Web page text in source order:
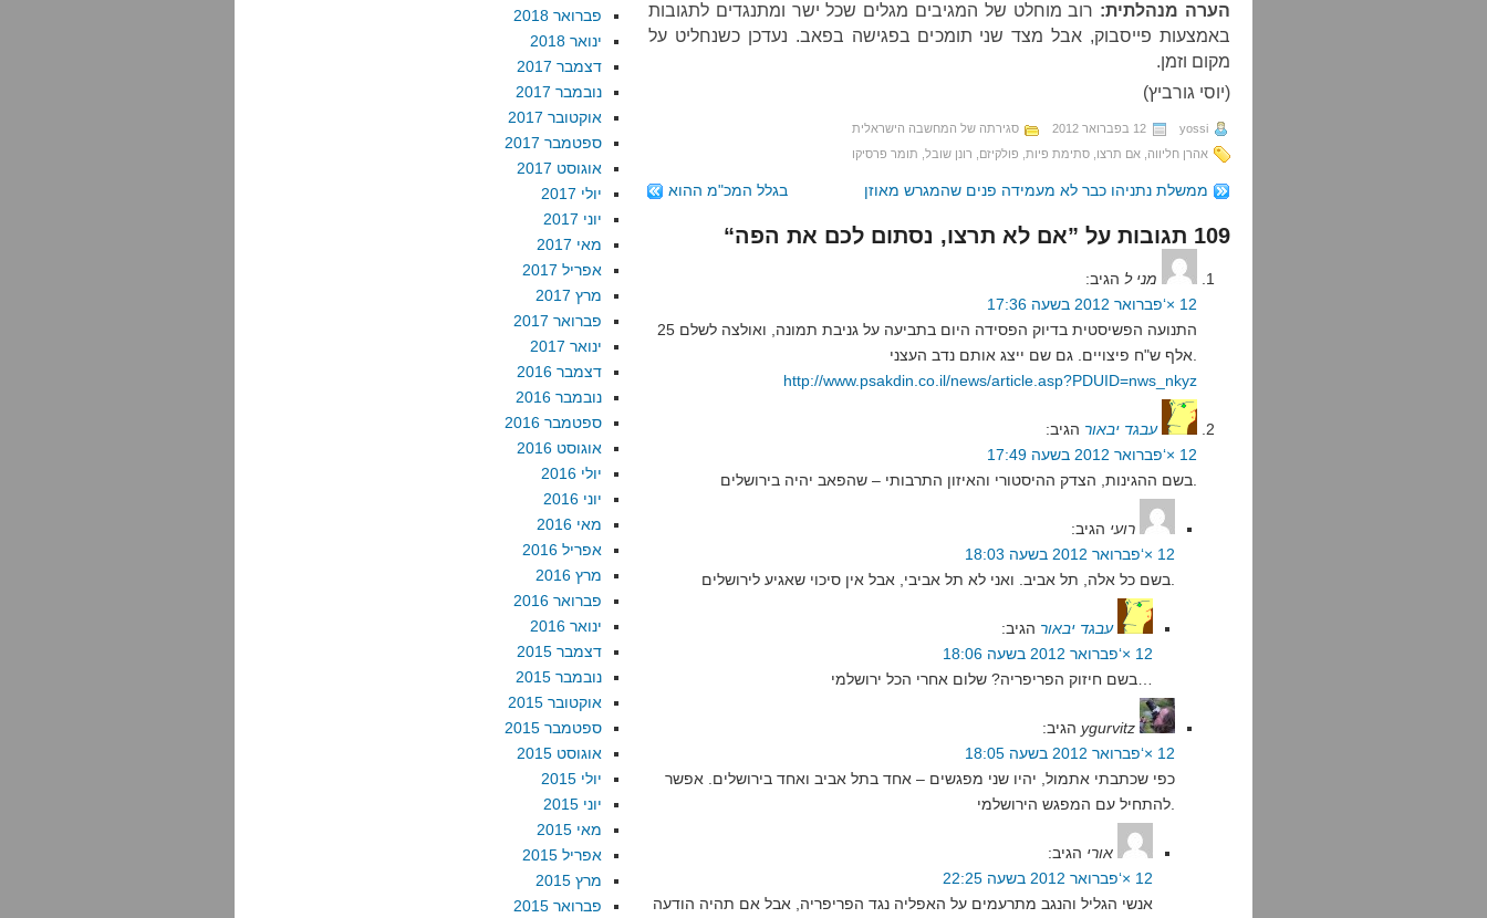
הערה מנהלתית: רוב מוחלט של המגיבים מגלים שכל ישר ומתנגדים לתגובות
באמצעות פייסבוק, אבל מצד שני תומכים בפגישה בפאב. נעדכן כשנחליט על
מקום וזמן.
(יוסי גורביץ)
yossi 12 בפברואר 2012
סגירתה של המחשבה הישראלית
אהרן חליווה אם תרצו סתימת פיות פולקיזם רונן שובל תומר פרסיקו
ממשלת נתניהו כבר לא מעמידה פנים שהמגרש מאוזן בגלל המכ"מ ההוא
109 תגובות על ”אם לא תרצו, נסתום לכם את הפה“
מני ל הגיב:
12 ×‘פברואר 2012 בשעה 17:36
התנועה הפשיסטית בדיוק הפסידה היום בתביעה על גניבת תמונה, ואולצה לשלם 25
http://www.psakdin.co.il/news/article.asp?PDUID=nws_nkyz
עבגד יבאור הגיב:
12 ×‘פברואר 2012 בשעה 17:49
רועי הגיב:
12 ×‘פברואר 2012 בשעה 18:03
עבגד יבאור הגיב:
12 ×‘פברואר 2012 בשעה 18:06
ygurvitz הגיב:
12 ×‘פברואר 2012 בשעה 18:05
כפי שכתבתי אתמול, יהיו שני מפגשים – אחד בתל אביב ואחד בירושלים. אפשר
אורי הגיב:
12 ×‘פברואר 2012 בשעה 22:25
אנשי הגליל והנגב מתרעמים על האפליה נגד הפריפריה, אבל אם תהיה הודעה
פברואר 2018
ינואר 2018
דצמבר 2017
נובמבר 2017
אוקטובר 2017
ספטמבר 2017
אוגוסט 2017
יולי 2017
יוני 2017
מאי 2017
אפריל 2017
מרץ 2017
פברואר 2017
ינואר 2017
דצמבר 2016
נובמבר 2016
ספטמבר 2016
אוגוסט 2016
יולי 2016
יוני 2016
מאי 2016
אפריל 2016
מרץ 2016
פברואר 2016
ינואר 2016
דצמבר 2015
נובמבר 2015
אוקטובר 2015
ספטמבר 2015
אוגוסט 2015
יולי 2015
יוני 2015
מאי 2015
אפריל 2015
מרץ 2015
פברואר 2015